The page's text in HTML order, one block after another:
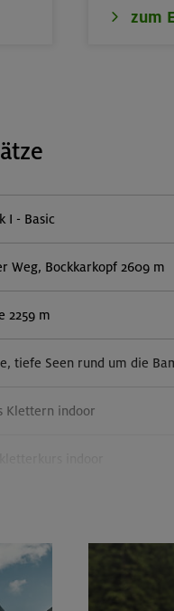
zum
I - Basic
Weg, Bockkarkopf 2609 m
2259 m
tiefe Seen rund um die
Klettern indoor
Horn 3133 m
indoor